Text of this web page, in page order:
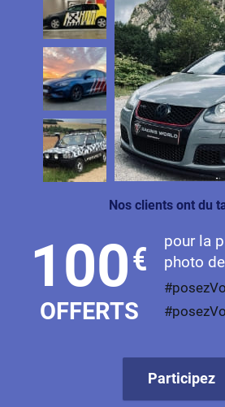
Nos clients ont du
100€
OFFERTS
pour la
photo
Participez